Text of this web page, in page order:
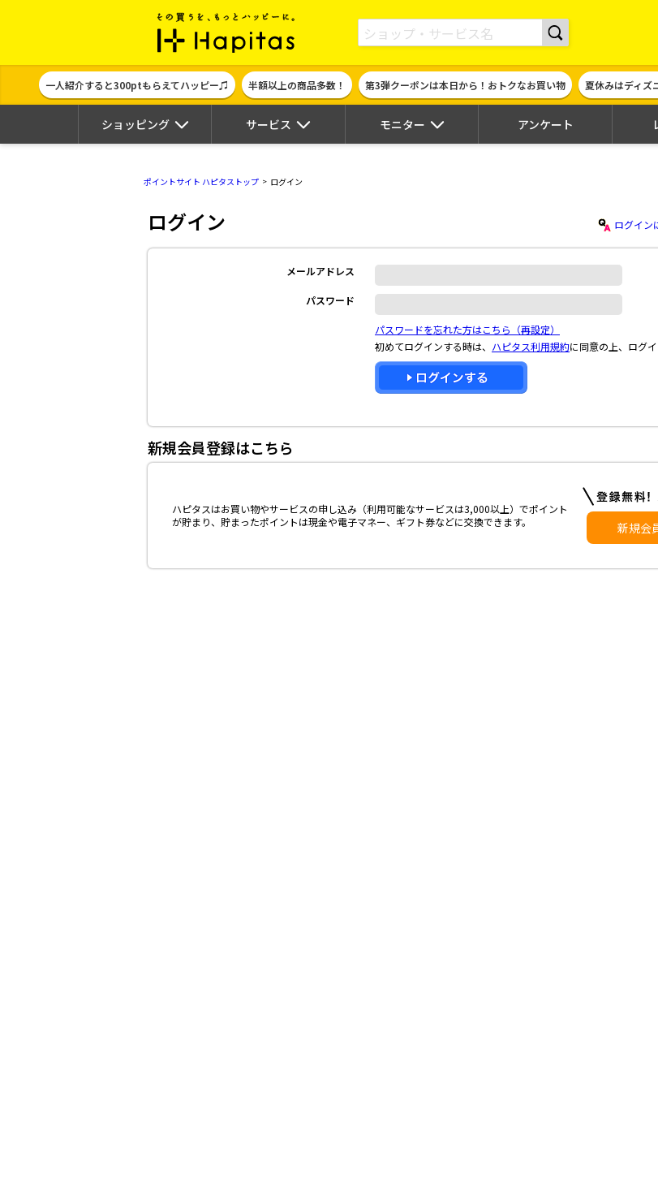
ポイント貯めて現金やギフト券に交換できるポイントサイト | ハピタス
一人紹介すると300ptもらえてハッピー♫ 半額以上の商品多数！ 第3弾クーポンは本日から！おトクなお買い物 夏休みはディズ
ショッピング サービス モニター アンケート
ポイントサイト ハピタストップ ログイン
ログイン ログイン
メールアドレス
パスワード
パスワードを忘れた方はこちら（再設定）
初めてログインする時は、 ハピタス利用規約に同意の上、ログ
新規会員登録はこちら
ハピタスはお買い物やサービスの申し込み（利用可能なサービスは3,000以上）でポイント
が貯まり、貯まったポイントは現金や電子マネー、ギフト券などに交換できます。
新規会